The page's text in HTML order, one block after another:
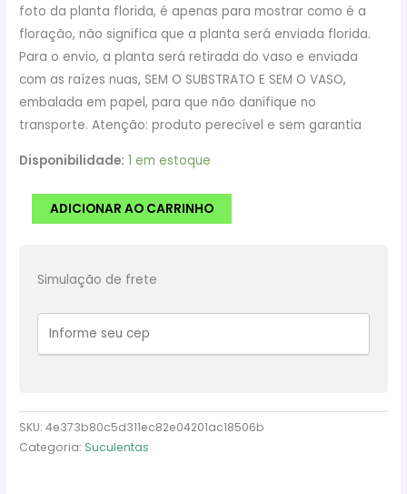
foto da planta florida, é apenas para mostrar como é a
floração, não significa que a planta será enviada florida.
Para o envio, a planta será retirada do vaso e enviada
com as raízes nuas, SEM O SUBSTRATO E SEM O VASO,
embalada em papel, para que não danifique no
transporte. Atenção: produto perecível e sem garantia
Disponibilidade: 1 em estoque
MAMMILLARIA
BOCASANA
ADICIONAR AO CARRINHO
Simulação de frete
SKU:4e373b80c5d311ec82e04201ac18506b
Categoria: Suculentas